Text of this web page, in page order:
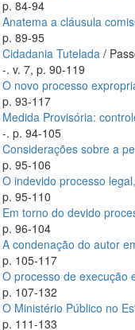
p. 84-94
Anatema a cláusula
p. 89-95
Cidadania Tutelada /
-. v. 7, p. 90-119
O novo processo
p. 93-117
Medida Provisória:
-. p. 94-105
Considerações sobre a
p. 95-106
O indevido processo
p. 95-110
Em torno do devido
p. 96-104
A condenação do autor
p. 105-117
O processo de execução
p. 107-132
O Ministério Público no
p. 111-133